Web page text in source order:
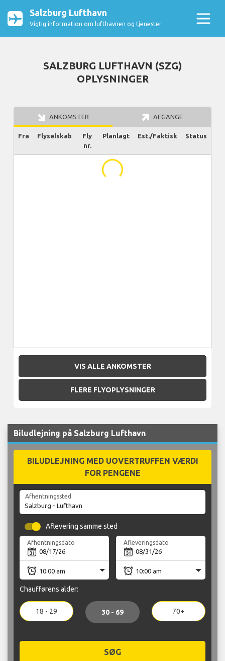
Salzburg Lufthavn
Vigtig information om lufthavnen og tjenester
SALZBURG LUFTHAVN (SZG)
OPLYSNINGER
ANKOMSTER AFGANGE
Fra Flyselskab
Fly
nr.
Planlagt Est./Faktisk Status
...
VIS ALLE ANKOMSTER
FLERE FLYOPLYSNINGER
Biludlejning på Salzburg Lufthavn
BILUDLEJNING MED UOVERTRUFFEN VÆRDI
FOR PENGENE
Afhentningssted
Aflevering samme sted
Afhentningsdato Afleveringsdato
Chaufførens alder:
18 - 29 30 - 69 70+
SØG